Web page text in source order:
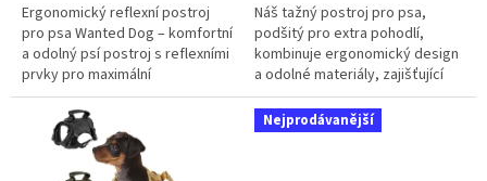
5
hvězdiček.
Ergonomický reflexní postroj
pro psa Wanted Dog – komfortní
a odolný psí postroj s reflexními
prvky pro maximální
bezpečnost.
5
hvězdiček.
Náš tažný postroj pro psa,
podšitý pro extra pohodlí,
kombinuje ergonomický design
a odolné materiály, zajišťující
maximální komfort a
bezpečnost pro vašeho psa.
Nastavitelný a...
Nejprodávanější